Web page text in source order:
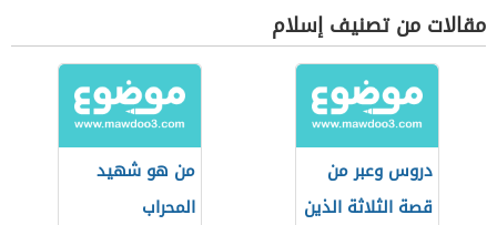
مقالات من تصنيف إسلام
دروس وعبر من
قصة الثلاثة الذين
من هو شهيد
المحراب